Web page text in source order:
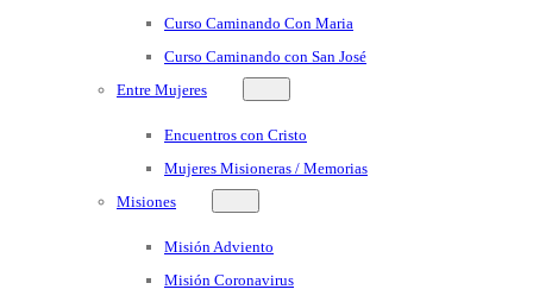
Curso Caminando Con Maria
Curso Caminando con San José
Entre Mujeres
Encuentros con Cristo
Mujeres Misioneras / Memorias
Misiones
Misión Adviento
Misión Coronavirus